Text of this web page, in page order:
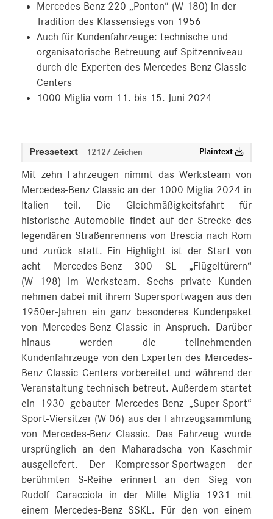
Mercedes-Benz 220 „Ponton“ (W 180) in der
Tradition des Klassensiegs von 1956
Auch für Kundenfahrzeuge: technische und
organisatorische Betreuung auf Spitzenniveau
durch die Experten des Mercedes-Benz Classic
Centers
1000 Miglia vom 11. bis 15. Juni 2024
Pressetext 12127 Zeichen Plaintext
Mit zehn Fahrzeugen nimmt das Werksteam von
Mercedes-Benz Classic an der 1000 Miglia 2024 in
Italien teil. Die Gleichmäßigkeitsfahrt für
historische Automobile findet auf der Strecke des
legendären Straßenrennens von Brescia nach Rom
und zurück statt. Ein Highlight ist der Start von
acht Mercedes-Benz 300 SL „Flügeltürern“
(W 198) im Werksteam. Sechs private Kunden
nehmen dabei mit ihrem Supersportwagen aus den
1950er-Jahren ein ganz besonderes Kundenpaket
von Mercedes-Benz Classic in Anspruch. Darüber
hinaus werden die teilnehmenden
Kundenfahrzeuge von den Experten des Mercedes-
Benz Classic Centers vorbereitet und während der
Veranstaltung technisch betreut. Außerdem startet
ein 1930 gebauter Mercedes-Benz „Super-Sport“
Sport-Viersitzer (W 06) aus der Fahrzeugsammlung
von Mercedes-Benz Classic. Das Fahrzeug wurde
ursprünglich an den Maharadscha von Kaschmir
ausgeliefert. Der Kompressor-Sportwagen der
berühmten S-Reihe erinnert an den Sieg von
Rudolf Caracciola in der Mille Miglia 1931 mit
einem Mercedes-Benz SSKL. Für den von einem